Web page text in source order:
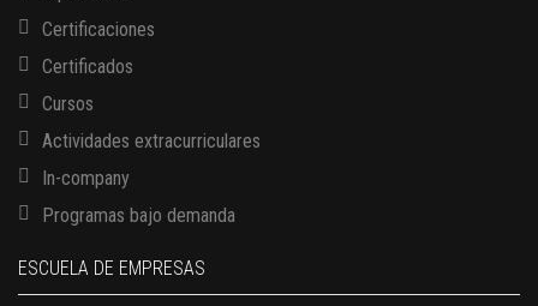
Certificaciones
Certificados
Cursos
Actividades extracurriculares
In-company
Programas bajo demanda
ESCUELA DE EMPRESAS